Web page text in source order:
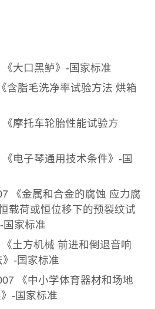
大口黑鲈》-国家标准
含脂毛洗净率试验方法 烘箱
摩托车轮胎性能试验方
电子琴通用技术条件》-国
《金属和合金的腐蚀 应力腐
载荷或恒位移下的预裂纹试
国家标准
土方机械 前进和倒退音响
-国家标准
《中小学体育器材和场地
-国家标准